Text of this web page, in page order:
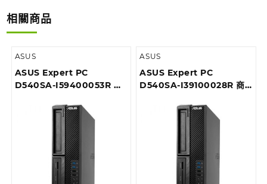
相關商品
ASUS
ASUS Expert PC
D540SA-I59400053R 商
ASUS
ASUS Expert PC
D540SA-I39100028R 商